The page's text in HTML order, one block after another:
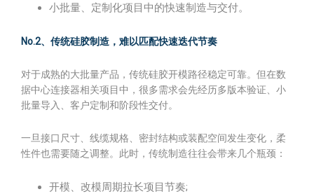
小批量、定制化项目中的快速制造与交付。
No.2、传统硅胶制造，难以匹配快速迭代节奏
对于成熟的大批量产品，传统硅胶开模路径稳定可靠。但在数
据中心连接器相关项目中，很多需求会先经历多版本验证、小
批量导入、客户定制和阶段性交付。
一旦接口尺寸、线缆规格、密封结构或装配空间发生变化，柔
性件也需要随之调整。此时，传统制造往往会带来几个瓶颈：
开模、改模周期拉长项目节奏;